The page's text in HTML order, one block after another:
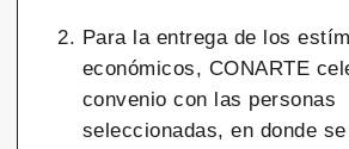
Para la entrega de los
económicos, CONARTE
convenio con las personas
seleccionadas, en donde